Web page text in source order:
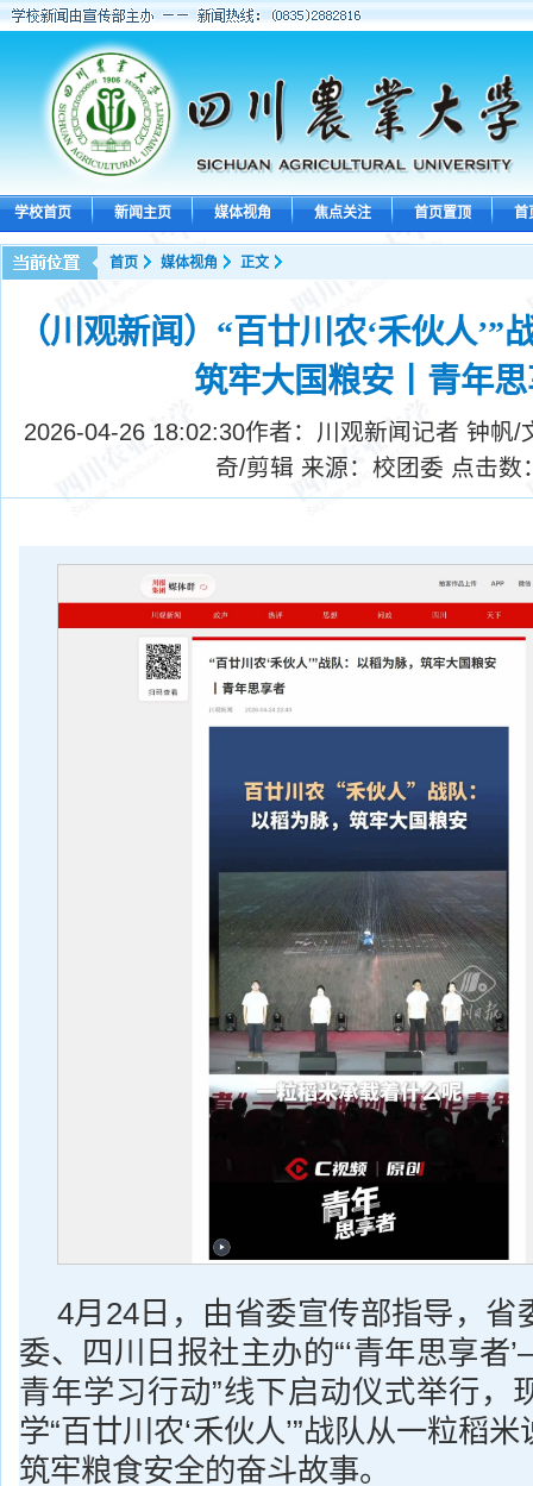
学校首页 新闻主页 媒体视角 焦点关注 首页置顶 首
首页 媒体视角 正文
（川观新闻）“百廿川农‘禾伙人’”
筑牢大国粮安丨青年
2026-04-26 18:02:30作者：川观新闻记者 钟帆/
奇/剪辑 来源：校团委 点击数
4月24日，由省委宣传部指导，省
委、四川日报社主办的“‘青年思享
青年学习行动”线下启动仪式举行，
学“百廿川农‘禾伙人’”战队从一粒稻
筑牢粮食安全的奋斗故事。